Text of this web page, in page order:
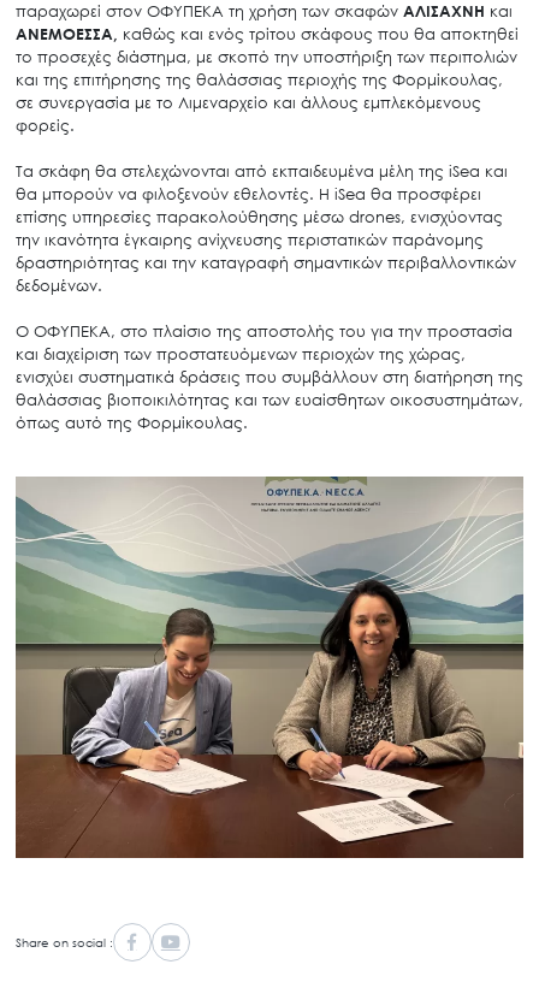
παραχωρεί στον ΟΦΥΠΕΚΑ τη χρήση των σκαφών ΑΛΙΣΑΧΝΗ και
ΑΝΕΜΟΕΣΣΑ, καθώς και ενός τρίτου σκάφους που θα αποκτηθεί
το προσεχές διάστημα, με σκοπό την υποστήριξη των περιπολιών
και της επιτήρησης της θαλάσσιας περιοχής της Φορμίκουλας,
σε συνεργασία με το Λιμεναρχείο και άλλους εμπλεκόμενους
φορείς.
Τα σκάφη θα στελεχώνονται από εκπαιδευμένα μέλη της iSea και
θα μπορούν να φιλοξενούν εθελοντές. Η iSea θα προσφέρει
επίσης υπηρεσίες παρακολούθησης μέσω drones, ενισχύοντας
την ικανότητα έγκαιρης ανίχνευσης περιστατικών παράνομης
δραστηριότητας και την καταγραφή σημαντικών περιβαλλοντικών
δεδομένων.
Ο ΟΦΥΠΕΚΑ, στο πλαίσιο της αποστολής του για την προστασία
και διαχείριση των προστατευόμενων περιοχών της χώρας,
ενισχύει συστηματικά δράσεις που συμβάλλουν στη διατήρηση της
θαλάσσιας βιοποικιλότητας και των ευαίσθητων οικοσυστημάτων,
όπως αυτό της Φορμίκουλας.
Share on social :